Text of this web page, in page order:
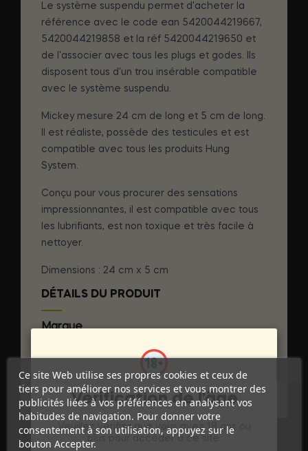
Le système suspendu permet d'acheter la
référence avec le code ean 5420044219667,
5420044219858 et la réf 5420044219650 et
de l'associer avec tous les plugs et godes. Ils
disposent tous d'un trou insérable compatible
avec le système suspendu.
Mickey mesure 24 cm de long et 5 cm de long.
Il est réaliste, possède des testicules et est
compatible avec tous les produits Hung
System.
Conçu pour vous procurer des sensations
impressionnantes, il est compatible avec tous
les lubrifiants, est non toxique et très facile à
nettoyer.
Dimensions : 24 cm x 5 cm
DÉTAILS DU PRODUIT
Marque HUNG SYSTEM
D-222969
Références spécifiques
Ce site Web utilise ses propres cookies et ceux de
tiers pour améliorer nos services et vous montrer des
publicités liées à vos préférences en analysant vos
habitudes de navigation. Pour donner votre
consentement à son utilisation, appuyez sur le
bouton Accepter.
Vérification de l'âge
Veuillez vérifier que vous avez 18 ans ou
plus pour accéder à ce site.